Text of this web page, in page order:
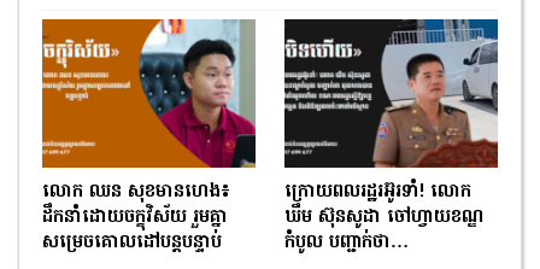
លោក ឈន សុខមានហេង៖
ដឹកនាំដោយចក្ខុវិស័យ រួមគ្នា
សម្រេចគោលដៅបន្តបន្ទាប់
ក្រោយពលរដ្ឋរអ៊ូរទាំ! លោក
ឃឹម ស៊ុនសូដា ចៅហ្វាយខណ្ឌ
កំបូល បញ្ជាក់ថា…